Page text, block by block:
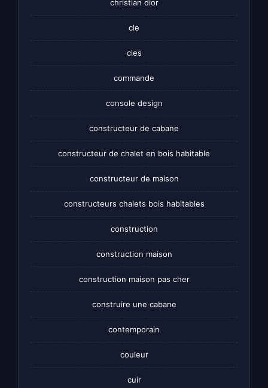
christian dior
cle
cles
commande
console design
constructeur de cabane
constructeur de chalet en bois habitable
constructeur de maison
constructeurs chalets bois habitables
construction
construction maison
construction maison pas cher
construire une cabane
contemporain
couleur
cuir